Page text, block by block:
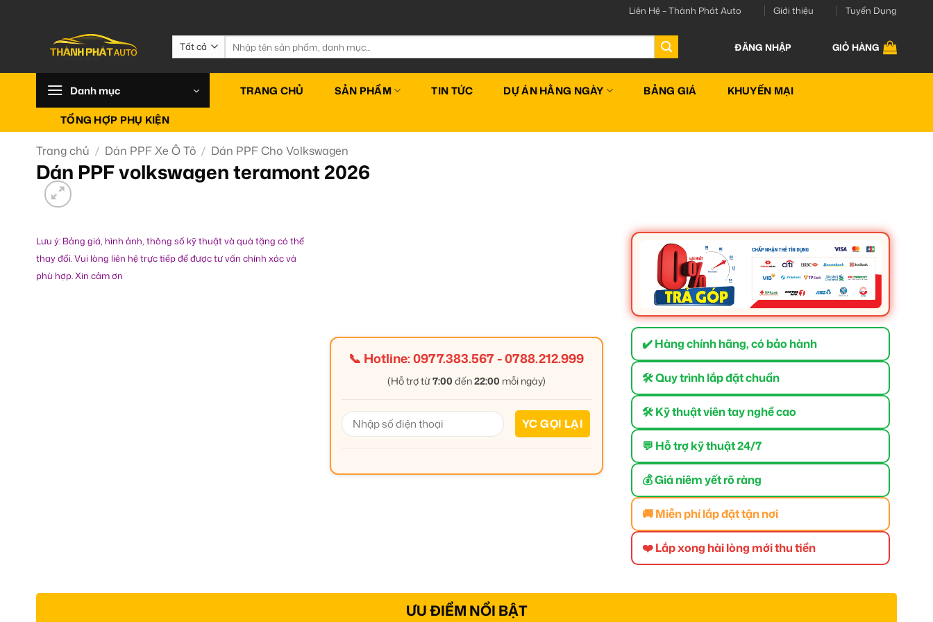
Liên Hệ – Thành Phát Auto Giới thiệu Tuyển Dụng
Tìm
kiếm:
ĐĂNG NHẬP GIỎ HÀNG
Danh mục TRANG CHỦ SẢN PHẨM TIN TỨC DỰ ÁN HẰNG NGÀY BẢNG GIÁ KHUYẾN MẠI
TỔNG HỢP PHỤ KIỆN
Trang chủ / Dán PPF Xe Ô Tô / Dán PPF Cho Volkswagen
Dán PPF volkswagen teramont 2026
Lưu ý: Bảng giá, hình ảnh, thông số kỹ thuật và quà tặng có thể
thay đổi. Vui lòng liên hệ trực tiếp để được tư vấn chính xác và
phù hợp. Xin cảm ơn
📞 Hotline:0977.383.567-0788.212.999
(Hỗ trợ từ7:00 đến22:00 mỗi ngày)
✔️ Hàng chính hãng, có bảo hành
🛠 Quy trình lắp đặt chuẩn
🛠 Kỹ thuật viên tay nghề cao
💬 Hỗ trợ kỹ thuật 24/7
💰 Giá niêm yết rõ ràng
🚚 Miễn phí lắp đặt tận nơi
❤️ Lắp xong hài lòng mới thu tiền
ƯU ĐIỂM NỔI BẬT